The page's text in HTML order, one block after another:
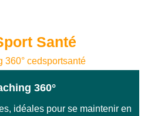
Santé
360°
idéales pour se maintenir en